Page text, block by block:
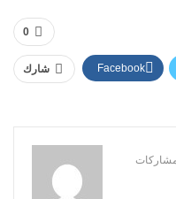
0
شارك Facebook